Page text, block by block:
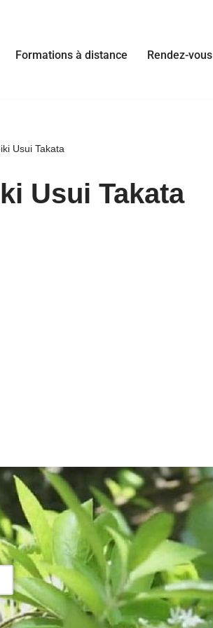
Formations à distance Rendez-vous
Usui Takata
Usui Takata